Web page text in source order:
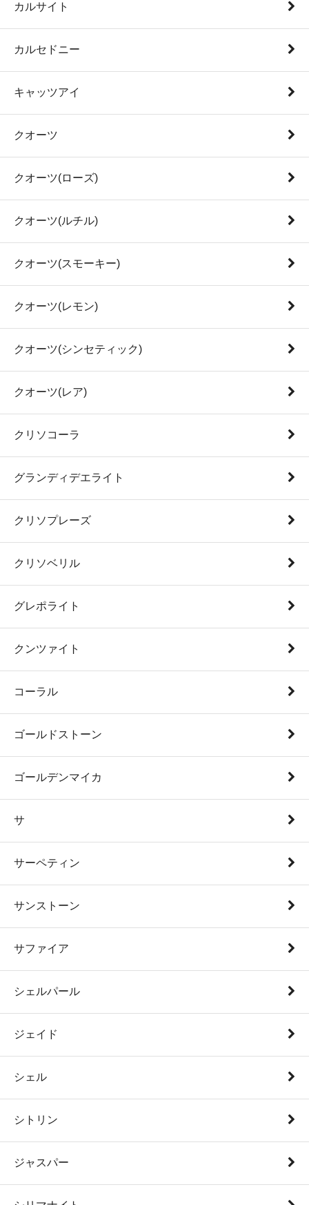
カルサイト
カルセドニー
キャッツアイ
クオーツ
クオーツ(ローズ)
クオーツ(ルチル)
クオーツ(スモーキー)
クオーツ(レモン)
クオーツ(シンセティック)
クオーツ(レア)
クリソコーラ
グランディデエライト
クリソプレーズ
クリソベリル
グレポライト
クンツァイト
コーラル
ゴールドストーン
ゴールデンマイカ
サ
サーペティン
サンストーン
サファイア
シェルパール
ジェイド
シェル
シトリン
ジャスパー